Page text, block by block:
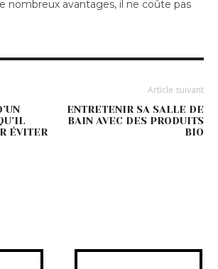
nombreux avantages, il ne coûte pas
ÉVITER
Article suivant
ENTRETENIR SA SALLE DE
BAIN AVEC DES PRODUITS
BIO